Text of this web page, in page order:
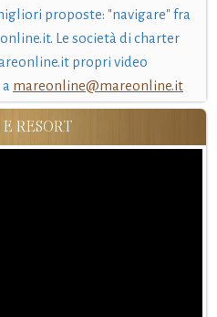
proposte: "navigare" fra
Le società di charter
propri video
mareonline@mareonline.it
RESORT